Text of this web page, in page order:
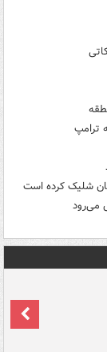
ترامپ
می‌رود